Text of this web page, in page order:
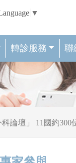
▼
轉診服務 聯
論壇」 11國約300